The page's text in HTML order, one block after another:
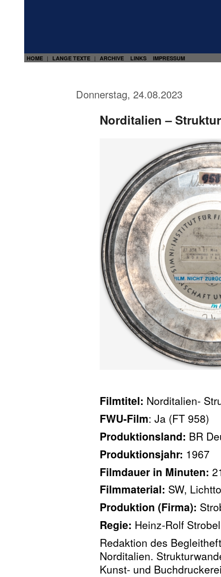
HOME | LANGE TEXTE | ARCHIVE LINKS IMPRESSUM
Donnerstag, 24.08.2023
Norditalien –
Filmtitel: Norditalien-
FWU-Film: Ja (FT 958)
Produktionsland: BR
Produktionsjahr: 1967
Filmdauer in Minuten:
Filmmaterial: SW,
Produktion (Firma):
Regie: Heinz-Rolf
Redaktion des
Norditalien.
Kunst- und